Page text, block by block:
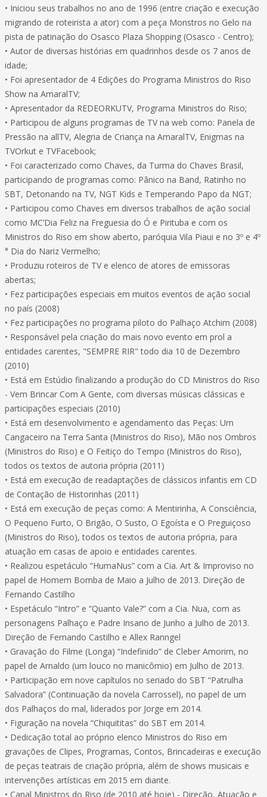
• Iniciou seus trabalhos no ano de 1996 (entre criação e execução
migrando de roteirista a ator) com a peça Monstros no Gelo na
pista de patinação do Osasco Plaza Shopping (Osasco - Centro);
• Autor de diversas histórias em quadrinhos desde os 7 anos de
idade;
• Foi apresentador de 4 Edições do Programa Ministros do Riso
Show na AmaralTV;
• Apresentador da REDEORKUTV, Programa Ministros do Riso;
• Participou de alguns programas de TV na web como: Panela de
Pressão na allTV, Alegria de Criança na AmaralTV, Enigmas na
TVOrkut e TVFacebook;
• Foi caracterizado como Chaves, da Turma do Chaves Brasil,
participando de programas como: Pânico na Band, Ratinho no
SBT, Detonando na TV, NGT Kids e Temperando Papo da NGT;
• Participou como Chaves em diversos trabalhos de ação social
como MC’Dia Feliz na Freguesia do Ó e Pirituba e com os
Ministros do Riso em show aberto, paróquia Vila Piaui e no 3º e 4º
° Dia do Nariz Vermelho;
• Produziu roteiros de TV e elenco de atores de emissoras
abertas;
• Fez participações especiais em muitos eventos de ação social
no país (2008)
• Fez participações no programa piloto do Palhaço Atchim (2008)
• Responsável pela criação do mais novo evento em prol a
entidades carentes, "SEMPRE RIR" todo dia 10 de Dezembro
(2010)
• Está em Estúdio finalizando a produção do CD Ministros do Riso
- Vem Brincar Com A Gente, com diversas músicas clássicas e
participações especiais (2010)
• Está em desenvolvimento e agendamento das Peças: Um
Cangaceiro na Terra Santa (Ministros do Riso), Mão nos Ombros
(Ministros do Riso) e O Feitiço do Tempo (Ministros do Riso),
todos os textos de autoria própria (2011)
• Está em execução de readaptações de clássicos infantis em CD
de Contação de Historinhas (2011)
• Está em execução de peças como: A Mentirinha, A Consciência,
O Pequeno Furto, O Brigão, O Susto, O Egoísta e O Preguiçoso
(Ministros do Riso), todos os textos de autoria própria, para
atuação em casas de apoio e entidades carentes.
• Realizou espetáculo “HumaNus” com a Cia. Art & Improviso no
papel de Homem Bomba de Maio a Julho de 2013. Direção de
Fernando Castilho
• Espetáculo “Intro” e “Quanto Vale?” com a Cia. Nua, com as
personagens Palhaço e Padre Insano de Junho a Julho de 2013.
Direção de Fernando Castilho e Allex Ranngel
• Gravação do Filme (Longa) “Indefinido” de Cleber Amorim, no
papel de Arnaldo (um louco no manicômio) em Julho de 2013.
• Participação em nove capítulos no seriado do SBT “Patrulha
Salvadora” (Continuação da novela Carrossel), no papel de um
dos Palhaços do mal, liderados por Jorge em 2014.
• Figuração na novela “Chiquititas” do SBT em 2014.
• Dedicação total ao próprio elenco Ministros do Riso em
gravações de Clipes, Programas, Contos, Brincadeiras e execução
de peças teatrais de criação própria, além de shows musicais e
intervenções artísticas em 2015 em diante.
• Canal Ministros do Riso (de 2010 até hoje) - Direção, Atuação e